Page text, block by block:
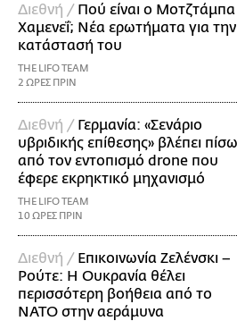
Διεθνή / Πού είναι ο Μοτζτάμπα
Χαμενεΐ; Νέα ερωτήματα για την
κατάστασή του
THE LIFO TEAM
2 ΩΡΕΣ ΠΡΙΝ
Διεθνή / Γερμανία: «Σενάριο
υβριδικής επίθεσης» βλέπει πίσω
από τον εντοπισμό drone που
έφερε εκρηκτικό μηχανισμό
THE LIFO TEAM
10 ΩΡΕΣ ΠΡΙΝ
Διεθνή / Επικοινωνία Ζελένσκι –
Ρούτε: Η Ουκρανία θέλει
περισσότερη βοήθεια από το
ΝΑΤΟ στην αεράμυνα